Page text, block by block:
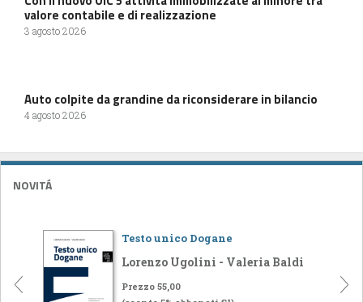
valore contabile e di realizzazione
3 agosto 2026
Auto colpite da grandine da riconsiderare in bilancio
4 agosto 2026
NOVITÁ
Testo unico Dogane
Lorenzo Ugolini - Valeria Baldi
Prezzo 55,00